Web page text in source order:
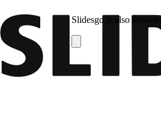
Slidesgo is also